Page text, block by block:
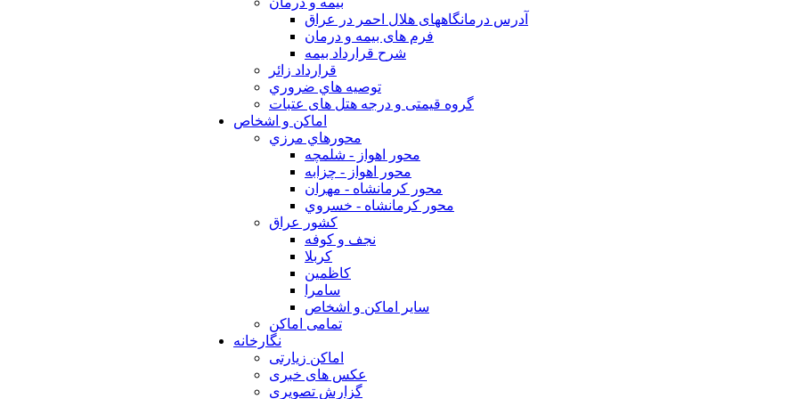
آدرس درمانگاههای هلال احمر در عراق
فرم های بیمه و درمان
شرح قرارداد بیمه
قرارداد زائر
توصيه هاي ضروري
گروه قیمتی و درجه هتل های عتبات
اماکن و اشخاص
محورهاي مرزي
محور اهواز - شلمچه
محور اهواز - چزابه
محور كرمانشاه - مهران
محور كرمانشاه - خسروي
كشور عراق
نجف و كوفه
كربلا
كاظمين
سامرا
ساير اماكن و اشخاص
تمامی اماکن
نگارخانه
اماکن زیارتی
عکس های خبری
گزارش تصویری